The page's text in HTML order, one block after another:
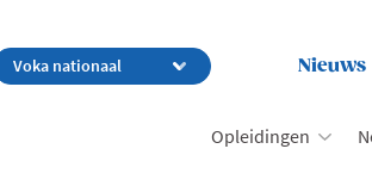
Nieuws
Opleidingen